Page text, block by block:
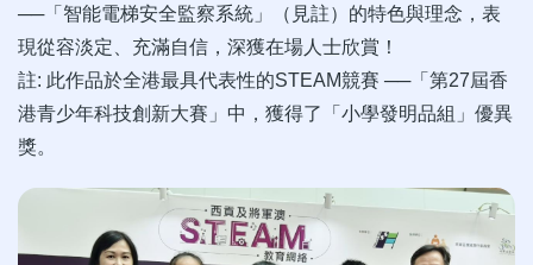
──「智能電梯安全監察系統」（見註）的特色與理念，表
現從容淡定、充滿自信，深獲在場人士欣賞！
註: 此作品於全港最具代表性的STEAM競賽 ──「第27屆香
港青少年科技創新大賽」中，獲得了「小學發明品組」優異
獎。